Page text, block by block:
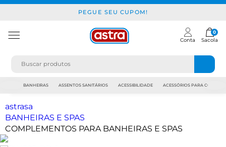
PEGUE SEU CUPOM!
Conta
0
Sacola
BANHEIRAS ASSENTOS SANITÁRIOS ACESSIBILIDADE ACESSÓRIOS PARA
astrasa
BANHEIRAS E SPAS
COMPLEMENTOS PARA BANHEIRAS E SPAS